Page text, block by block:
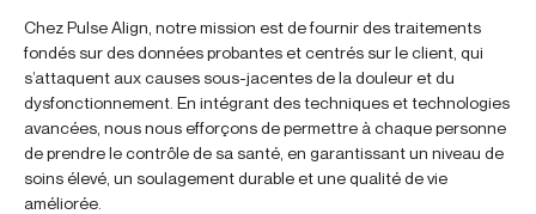
Chez Pulse Align, notre mission est de fournir des traitements
fondés sur des données probantes et centrés sur le client, qui
s’attaquent aux causes sous-jacentes de la douleur et du
dysfonctionnement. En intégrant des techniques et technologies
avancées, nous nous efforçons de permettre à chaque personne
de prendre le contrôle de sa santé, en garantissant un niveau de
soins élevé, un soulagement durable et une qualité de vie
améliorée.